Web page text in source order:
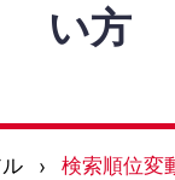
い方
検索順位変